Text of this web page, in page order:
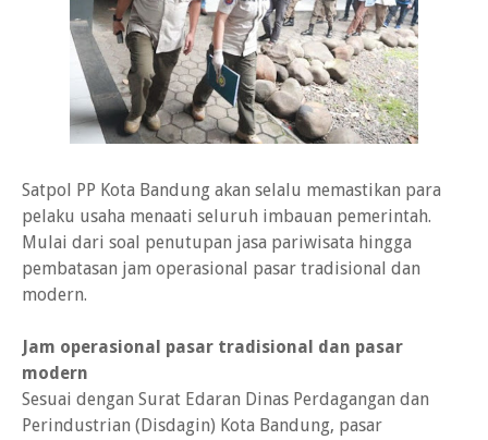
Satpol PP Kota Bandung akan selalu memastikan para
pelaku usaha menaati seluruh imbauan pemerintah.
Mulai dari soal penutupan jasa pariwisata hingga
pembatasan jam operasional pasar tradisional dan
modern.
Jam operasional pasar tradisional dan pasar
modern
Sesuai dengan Surat Edaran Dinas Perdagangan dan
Perindustrian (Disdagin) Kota Bandung, pasar